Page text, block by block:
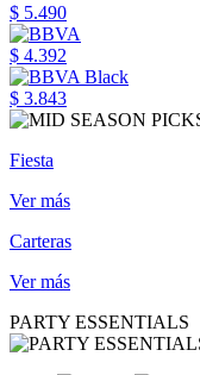
$ 5.490
$ 4.392
$ 3.843
Fiesta
Ver más
Carteras
Ver más
PARTY ESSENTIALS